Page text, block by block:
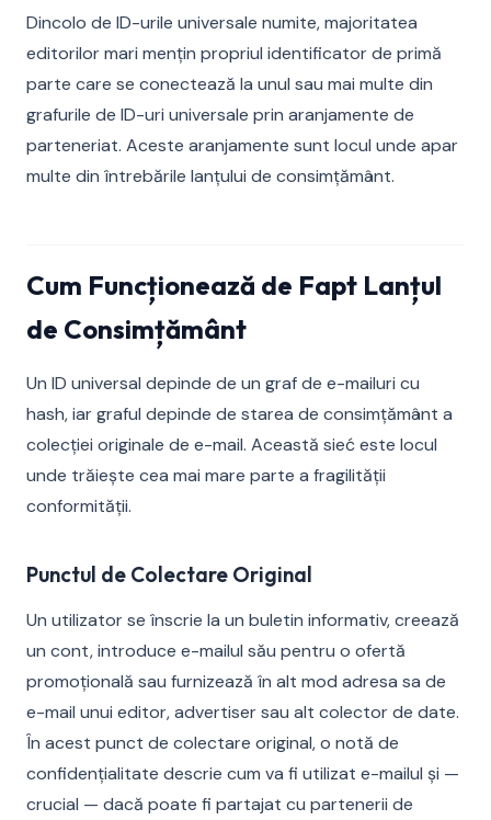
Dincolo de ID-urile universale numite, majoritatea
editorilor mari mențin propriul identificator de primă
parte care se conectează la unul sau mai multe din
grafurile de ID-uri universale prin aranjamente de
parteneriat. Aceste aranjamente sunt locul unde apar
multe din întrebările lanțului de consimțământ.
Cum Funcționează de Fapt Lanțul
de Consimțământ
Un ID universal depinde de un graf de e-mailuri cu
hash, iar graful depinde de starea de consimțământ a
colecției originale de e-mail. Această sieć este locul
unde trăiește cea mai mare parte a fragilității
conformității.
Punctul de Colectare Original
Un utilizator se înscrie la un buletin informativ, creează
un cont, introduce e-mailul său pentru o ofertă
promoțională sau furnizează în alt mod adresa sa de
e-mail unui editor, advertiser sau alt colector de date.
În acest punct de colectare original, o notă de
confidențialitate descrie cum va fi utilizat e-mailul și —
crucial — dacă poate fi partajat cu partenerii de